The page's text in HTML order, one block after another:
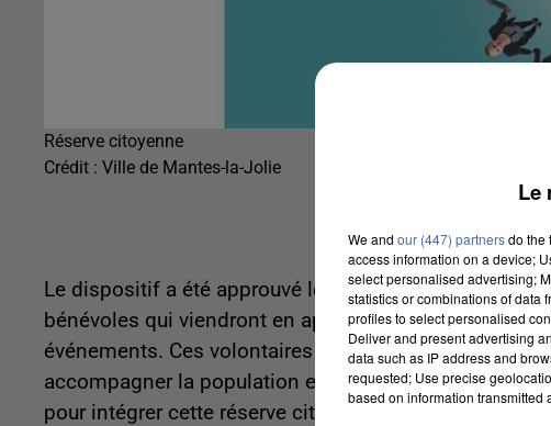
Réserve citoyenne
Crédit : Ville de Mantes-la-Jolie
Le dispositif a été approuvé le 3 juillet dernier par le
bénévoles qui viendront en appui des agents de la
événements. Ces volontaires pourront également
accompagner la population en cas d'évènement
pour intégrer cette réserve citoyenne. Il suffit d'avoir
Le
We and our (447) partnersdo the
access information on a device;
select personalised advertising;
statistics or combinations of data
profiles to select personalised
Deliver and present advertising
data such as IP address and
requested; Use precise
based on information transmitted